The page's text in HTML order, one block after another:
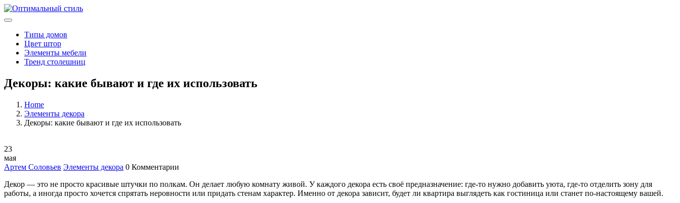
Типы домов
Цвет штор
Элементы мебели
Тренд столешниц
Декоры: какие бывают и где их использовать
Home
Элементы декора
Декоры: какие бывают и где их использовать
23
мая
Артем Соловьев Элементы декора 0 Комментарии
Декор — это не просто красивые штучки по полкам. Он делает любую комнату живой. У каждого декора есть своё предназначение: где-то нужно добавить уюта, где-то отделить зону для
работы, а иногда просто хочется спрятать неровности или придать стенам характер. Именно от декора зависит, будет ли квартира выглядеть как гостиница или станет по-настоящему вашей.